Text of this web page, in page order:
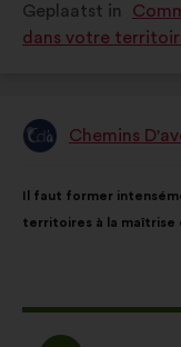
als:
Geplaatst in
dans votre
VoorstelChemins
van
het
Il faut former
territoires à la maîtrise
de
volgende